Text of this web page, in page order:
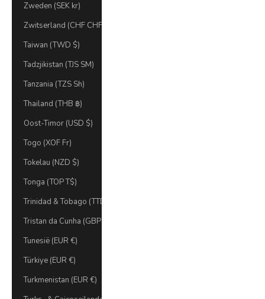
Zweden (SEK kr)
Zwitserland (CHF CHF)
Taiwan (TWD $)
Tadzjikistan (TJS ЅМ)
Tanzania (TZS Sh)
Thailand (THB ฿)
Oost-Timor (USD $)
Togo (XOF Fr)
Tokelau (NZD $)
Tonga (TOP T$)
Trinidad & Tobago (TTD $)
Tristan da Cunha (GBP £)
Tunesië (EUR €)
Türkiye (EUR €)
Turkmenistan (EUR €)